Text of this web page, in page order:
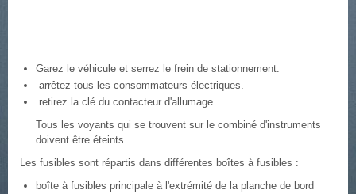
Garez le véhicule et serrez le frein de stationnement.
arrêtez tous les consommateurs électriques.
retirez la clé du contacteur d'allumage.
Tous les voyants qui se trouvent sur le combiné d'instruments
doivent être éteints.
Les fusibles sont répartis dans différentes boîtes à fusibles :
boîte à fusibles principale à l'extrémité de la planche de bord